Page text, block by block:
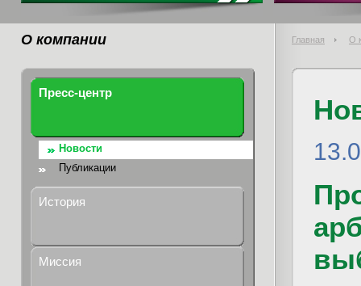
О компании Главная О
Пресс-центр
Новости
Публикации
История
Миссия